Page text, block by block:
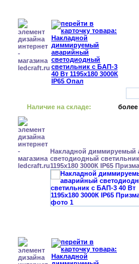
Наличие на складе: более
Накладной диммируемый
светодиодный
1195x180 3000К IP65 Призма